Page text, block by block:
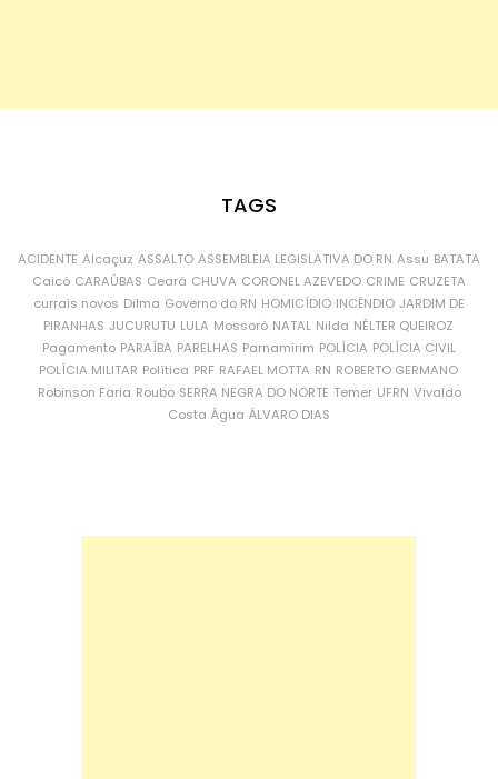
TAGS
ACIDENTE Alcaçuz ASSALTO ASSEMBLEIA LEGISLATIVA DO RN Assu BATATA
Caicó CARAÚBAS Ceará CHUVA CORONEL AZEVEDO CRIME CRUZETA
currais novos Dilma Governo do RN HOMICÍDIO INCÊNDIO JARDIM DE
PIRANHAS JUCURUTU LULA Mossoró NATAL Nilda NÉLTER QUEIROZ
Pagamento PARAÍBA PARELHAS Parnamirim POLÍCIA POLÍCIA CIVIL
POLÍCIA MILITAR Política PRF RAFAEL MOTTA RN ROBERTO GERMANO
Robinson Faria Roubo SERRA NEGRA DO NORTE Temer UFRN Vivaldo
Costa Água ÁLVARO DIAS